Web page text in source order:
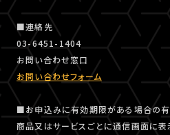
■連絡先
03-6451-1404
お問い合わせ窓口
お問い合わせフォーム
■お申込みに有効期限がある場合の
商品又はサービスごとに通信画面に表